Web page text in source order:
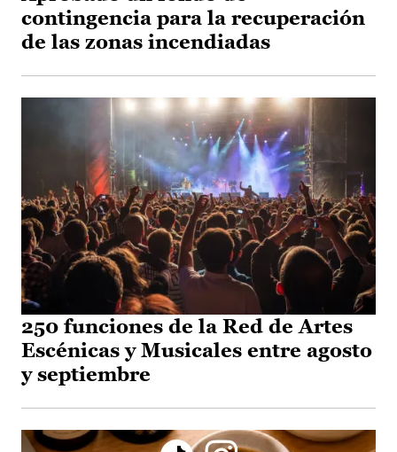
contingencia para la recuperación
de las zonas incendiadas
250 funciones de la Red de Artes
Escénicas y Musicales entre agosto
y septiembre